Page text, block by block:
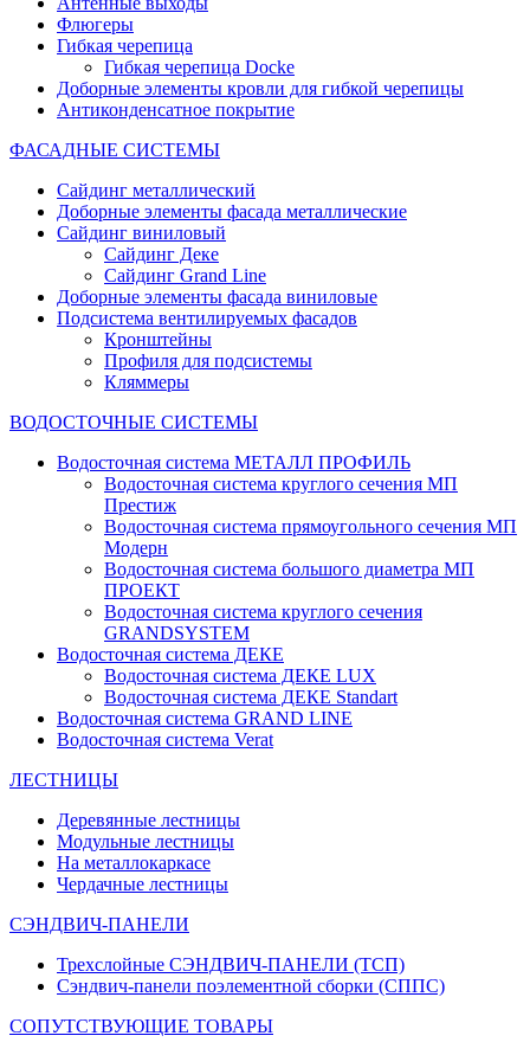
Флюгеры
Гибкая черепица
Гибкая черепица Docke
Доборные элементы кровли для гибкой черепицы
Антиконденсатное покрытие
ФАСАДНЫЕ СИСТЕМЫ
Сайдинг металлический
Доборные элементы фасада металлические
Сайдинг виниловый
Сайдинг Деке
Сайдинг Grand Line
Доборные элементы фасада виниловые
Подсистема вентилируемых фасадов
Кронштейны
Профиля для подсистемы
Кляммеры
ВОДОСТОЧНЫЕ СИСТЕМЫ
Водосточная система МЕТАЛЛ ПРОФИЛЬ
Водосточная система круглого сечения МП
Престиж
Водосточная система прямоугольного сечения МП
Модерн
Водосточная система большого диаметра МП
ПРОЕКТ
Водосточная система круглого сечения
GRANDSYSTEM
Водосточная система ДЕКЕ
Водосточная система ДЕКЕ LUX
Водосточная система ДЕКЕ Standart
Водосточная система GRAND LINE
Водосточная система Verat
ЛЕСТНИЦЫ
Деревянные лестницы
Модульные лестницы
На металлокаркасе
Чердачные лестницы
СЭНДВИЧ-ПАНЕЛИ
Трехслойные СЭНДВИЧ-ПАНЕЛИ (ТСП)
Сэндвич-панели поэлементной сборки (СППС)
СОПУТСТВУЮЩИЕ ТОВАРЫ